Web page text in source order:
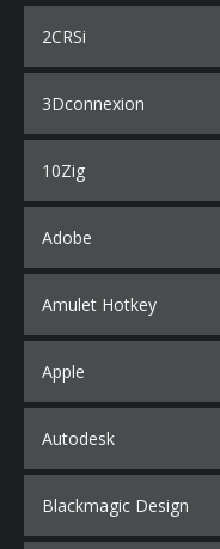
2CRSi
3Dconnexion
10Zig
Adobe
Amulet Hotkey
Apple
Autodesk
Blackmagic Design